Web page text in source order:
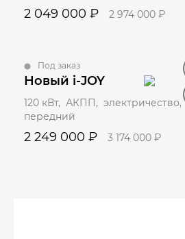
2 049 000 ₽ 2 974 000 ₽
Под заказ
Новый i-JOY
120 кВт, АКПП, электричество,
передний
2 249 000 ₽ 3 174 000 ₽